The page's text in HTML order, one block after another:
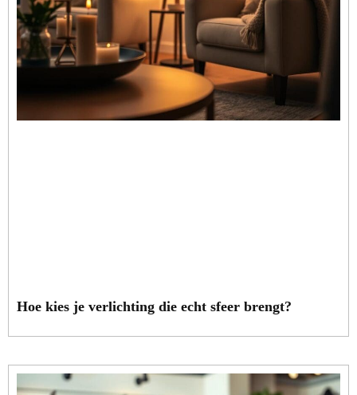
Hoe kies je verlichting die echt sfeer brengt?